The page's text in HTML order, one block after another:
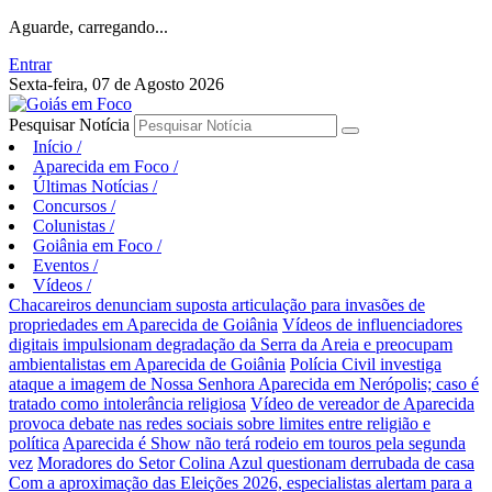
Aguarde, carregando...
Entrar
Sexta-feira, 07 de Agosto 2026
Pesquisar Notícia
Início /
Aparecida em Foco /
Últimas Notícias /
Concursos /
Colunistas /
Goiânia em Foco /
Eventos /
Vídeos /
Chacareiros denunciam suposta articulação para invasões de
propriedades em Aparecida de Goiânia Vídeos de influenciadores
digitais impulsionam degradação da Serra da Areia e preocupam
ambientalistas em Aparecida de Goiânia Polícia Civil investiga
ataque a imagem de Nossa Senhora Aparecida em Nerópolis; caso é
tratado como intolerância religiosa Vídeo de vereador de Aparecida
provoca debate nas redes sociais sobre limites entre religião e
política Aparecida é Show não terá rodeio em touros pela segunda
vez Moradores do Setor Colina Azul questionam derrubada de casa
Com a aproximação das Eleições 2026, especialistas alertam para a